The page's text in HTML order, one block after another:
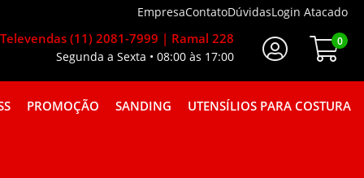
EmpresaContatoDúvidasLogin Atacado
PROMOÇÃO SANDING UTENSÍLIOS PARA COSTURA
Televendas (11) 2081-7999 | Ramal 228
Segunda a Sexta • 08:00 às 17:00
0